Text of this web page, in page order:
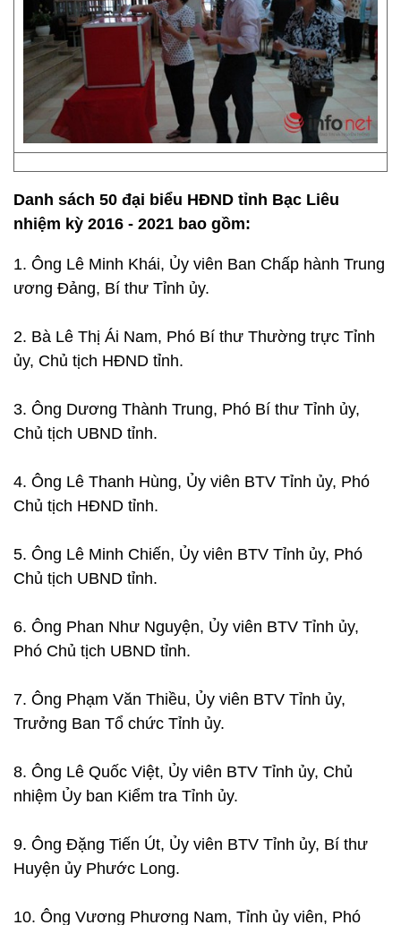
Danh sách 50 đại biểu HĐND tỉnh Bạc Liêu
nhiệm kỳ 2016 - 2021 bao gồm:
1. Ông Lê Minh Khái, Ủy viên Ban Chấp hành Trung
ương Đảng, Bí thư Tỉnh ủy.
2. Bà Lê Thị Ái Nam, Phó Bí thư Thường trực Tỉnh
ủy, Chủ tịch HĐND tỉnh.
3. Ông Dương Thành Trung, Phó Bí thư Tỉnh ủy,
Chủ tịch UBND tỉnh.
4. Ông Lê Thanh Hùng, Ủy viên BTV Tỉnh ủy, Phó
Chủ tịch HĐND tỉnh.
5. Ông Lê Minh Chiến, Ủy viên BTV Tỉnh ủy, Phó
Chủ tịch UBND tỉnh.
6. Ông Phan Như Nguyện, Ủy viên BTV Tỉnh ủy,
Phó Chủ tịch UBND tỉnh.
7. Ông Phạm Văn Thiều, Ủy viên BTV Tỉnh ủy,
Trưởng Ban Tổ chức Tỉnh ủy.
8. Ông Lê Quốc Việt, Ủy viên BTV Tỉnh ủy, Chủ
nhiệm Ủy ban Kiểm tra Tỉnh ủy.
9. Ông Đặng Tiến Út, Ủy viên BTV Tỉnh ủy, Bí thư
Huyện ủy Phước Long.
10. Ông Vương Phương Nam, Tỉnh ủy viên, Phó